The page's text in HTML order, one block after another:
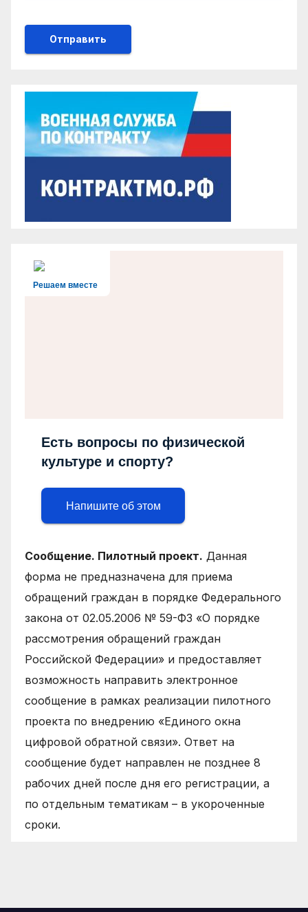
Решаем вместе
Есть вопросы по физической
культуре и спорту?
Напишите об этом
Сообщение. Пилотный проект. Данная
форма не предназначена для приема
обращений граждан в порядке Федерального
закона от 02.05.2006 № 59-ФЗ «О порядке
рассмотрения обращений граждан
Российской Федерации» и предоставляет
возможность направить электронное
сообщение в рамках реализации пилотного
проекта по внедрению «Единого окна
цифровой обратной связи». Ответ на
сообщение будет направлен не позднее 8
рабочих дней после дня его регистрации, а
по отдельным тематикам – в укороченные
сроки.